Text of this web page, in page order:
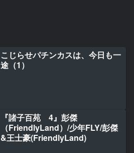
こじらせパチンカスは、今日も一
途（1）
『諸子百苑 4』彭傑
（FriendlyLand）/少年FLY/彭傑
&王士豪(FriendlyLand)